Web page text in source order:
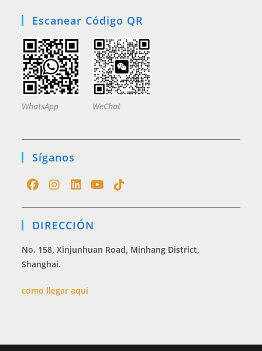
Escanear Código QR
WhatsApp WeChat
Síganos
new
tab
a
new
tab
a
new
a
new new
DIRECCIÓN
No. 158, Xinjunhuan Road, Minhang District,
Shanghai.
como llegar aqui